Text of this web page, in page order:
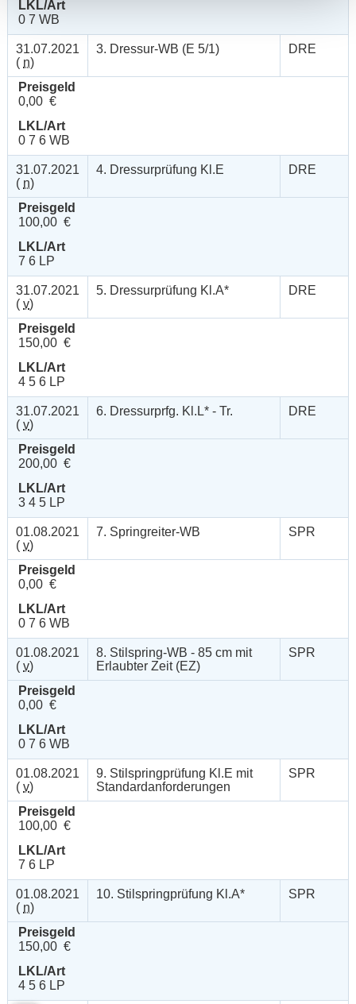
LKL/Art
0 7 WB
31.07.2021
( n)
3. Dressur-WB (E 5/1) DRE
Preisgeld
0,00 €
LKL/Art
0 7 6 WB
31.07.2021
( n)
4. Dressurprüfung Kl.E DRE
Preisgeld
100,00 €
LKL/Art
7 6 LP
31.07.2021
( v)
5. Dressurprüfung Kl.A* DRE
Preisgeld
150,00 €
LKL/Art
4 5 6 LP
31.07.2021
( v)
6. Dressurprfg. Kl.L* - Tr. DRE
Preisgeld
200,00 €
LKL/Art
3 4 5 LP
01.08.2021
( v)
7. Springreiter-WB SPR
Preisgeld
0,00 €
LKL/Art
0 7 6 WB
01.08.2021
( v)
8. Stilspring-WB - 85 cm mit
Erlaubter Zeit (EZ)
SPR
Preisgeld
0,00 €
LKL/Art
0 7 6 WB
01.08.2021
( v)
9. Stilspringprüfung Kl.E mit
Standardanforderungen
SPR
Preisgeld
100,00 €
LKL/Art
7 6 LP
01.08.2021
( n)
10. Stilspringprüfung Kl.A* SPR
Preisgeld
150,00 €
LKL/Art
4 5 6 LP